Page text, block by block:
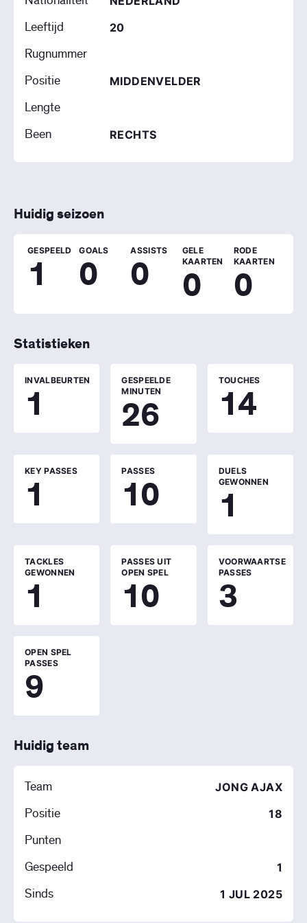
Leeftijd 20
Rugnummer
Positie
MIDDENVELDER
Lengte
Been
RECHTS
Huidig seizoen
GESPEELD
1
GOALS
0
ASSISTS
0
GELE
KAARTEN
0
RODE
KAARTEN
0
Statistieken
INVALBEURTEN
1
GESPEELDE
MINUTEN
26
TOUCHES
14
KEY PASSES
1
PASSES
10
DUELS
GEWONNEN
1
TACKLES
GEWONNEN
1
PASSES UIT
OPEN SPEL
10
VOORWAARTSE
PASSES
3
OPEN SPEL
PASSES
9
Huidig team
Team JONG AJAX
Positie 18
Punten
Gespeeld
1
Sinds 1 JUL 2025